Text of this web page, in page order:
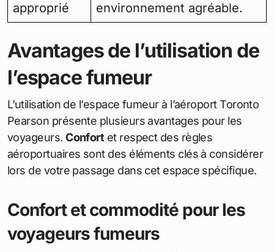
approprié
environnement agréable.
Avantages de l’utilisation de
l’espace fumeur
L’utilisation de l’espace fumeur à l’aéroport Toronto
Pearson présente plusieurs avantages pour les
voyageurs.Confortet respect des règles
aéroportuaires sont des éléments clés à considérer
lors de votre passage dans cet espace spécifique.
Confort et commodité pour les
voyageurs fumeurs